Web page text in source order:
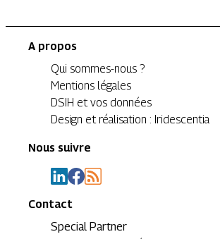
A propos
Qui sommes-nous ?
Mentions légales
DSIH et vos données
Design et réalisation : Iridescentia
Nous suivre
Contact
Special Partner